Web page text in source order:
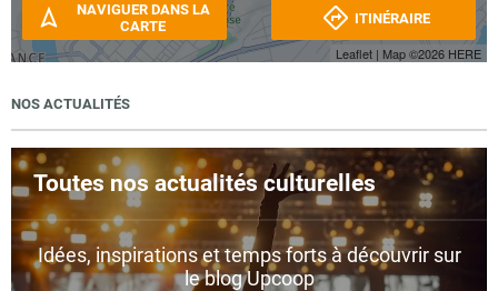
Leaflet | Map ©2026 HERE
NAVIGUER DANS LA
CARTE
ITINÉRAIRE
NOS ACTUALITÉS
Toutes nos actualités culturelles
Idées, inspirations et temps forts à découvrir sur
le blog Upcoop